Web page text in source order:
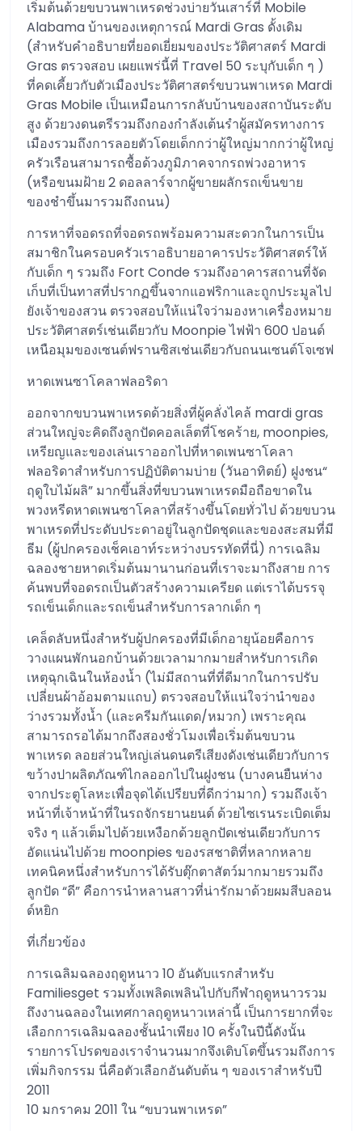
เริ่มต้นด้วยขบวนพาเหรดช่วงบ่ายวันเสาร์ที่ Mobile
Alabama บ้านของเหตุการณ์ Mardi Gras ดั้งเดิม
(สำหรับคำอธิบายที่ยอดเยี่ยมของประวัติศาสตร์ Mardi
Gras ตรวจสอบ เผยแพร่นี้ที่ Travel 50 ระบุกับเด็ก ๆ )
ที่คดเคี้ยวกับตัวเมืองประวัติศาสตร์ขบวนพาเหรด Mardi
Gras Mobile เป็นเหมือนการกลับบ้านของสถาบันระดับ
สูง ด้วยวงดนตรีรวมถึงกองกำลังเต้นรำผู้สมัครทางการ
เมืองรวมถึงการลอยตัวโดยเด็กกว่าผู้ใหญ่มากกว่าผู้ใหญ่
ครัวเรือนสามารถซื้อด้วงภูมิภาคจากรถพ่วงอาหาร
(หรือขนมฝ้าย 2 ดอลลาร์จากผู้ขายผลักรถเข็นขาย
ของชำขึ้นมารวมถึงถนน)
การหาที่จอดรถที่จอดรถพร้อมความสะดวกในการเป็น
สมาชิกในครอบครัวเราอธิบายอาคารประวัติศาสตร์ให้
กับเด็ก ๆ รวมถึง Fort Conde รวมถึงอาคารสถานที่จัด
เก็บที่เป็นทาสที่ปรากฏขึ้นจากแอฟริกาและถูกประมูลไป
ยังเจ้าของสวน ตรวจสอบให้แน่ใจว่ามองหาเครื่องหมาย
ประวัติศาสตร์เช่นเดียวกับ Moonpie ไฟฟ้า 600 ปอนด์
เหนือมุมของเซนต์ฟรานซิสเช่นเดียวกับถนนเซนต์โจเซฟ
หาดเพนซาโคลาฟลอริดา
ออกจากขบวนพาเหรดด้วยสิ่งที่ผู้คลั่งไคล้ mardi gras
ส่วนใหญ่จะคิดถึงลูกปัดคอลเล็ตที่โชคร้าย, moonpies,
เหรียญและของเล่นเราออกไปที่หาดเพนซาโคลา
ฟลอริดาสำหรับการปฏิบัติตามบ่าย (วันอาทิตย์) ฝูงชน“
ฤดูใบไม้ผลิ” มากขึ้นสิ่งที่ขบวนพาเหรดมือถือขาดใน
พวงหรีดหาดเพนซาโคลาที่สร้างขึ้นโดยทั่วไป ด้วยขบวน
พาเหรดที่ประดับประดาอยู่ในลูกปัดชุดและของสะสมที่มี
ธีม (ผู้ปกครองเช็คเอาท์ระหว่างบรรทัดที่นี่) การเฉลิม
ฉลองชายหาดเริ่มต้นมานานก่อนที่เราจะมาถึงสาย การ
ค้นพบที่จอดรถเป็นตัวสร้างความเครียด แต่เราได้บรรจุ
รถเข็นเด็กและรถเข็นสำหรับการลากเด็ก ๆ
เคล็ดลับหนึ่งสำหรับผู้ปกครองที่มีเด็กอายุน้อยคือการ
วางแผนพักนอกบ้านด้วยเวลามากมายสำหรับการเกิด
เหตุฉุกเฉินในห้องน้ำ (ไม่มีสถานที่ที่ดีมากในการปรับ
เปลี่ยนผ้าอ้อมตามแถบ) ตรวจสอบให้แน่ใจว่านำของ
ว่างรวมทั้งน้ำ (และครีมกันแดด/หมวก) เพราะคุณ
สามารถรอได้มากถึงสองชั่วโมงเพื่อเริ่มต้นขบวน
พาเหรด ลอยส่วนใหญ่เล่นดนตรีเสียงดังเช่นเดียวกับการ
ขว้างปาผลิตภัณฑ์ไกลออกไปในฝูงชน (บางคนยืนห่าง
จากประตูโลหะเพื่อจุดได้เปรียบที่ดีกว่ามาก) รวมถึงเจ้า
หน้าที่เจ้าหน้าที่ในรถจักรยานยนต์ ด้วยไซเรนระเบิดเต็ม
จริง ๆ แล้วเต็มไปด้วยเหงือกด้วยลูกปัดเช่นเดียวกับการ
อัดแน่นไปด้วย moonpies ของรสชาติที่หลากหลาย
เทคนิคหนึ่งสำหรับการได้รับตุ๊กตาสัตว์มากมายรวมถึง
ลูกปัด “ดี” คือการนำหลานสาวที่น่ารักมาด้วยผมสีบลอน
ด์หยิก
ที่เกี่ยวข้อง
การเฉลิมฉลองฤดูหนาว 10 อันดับแรกสำหรับ
Familiesget รวมทั้งเพลิดเพลินไปกับกีฬาฤดูหนาวรวม
ถึงงานฉลองในเทศกาลฤดูหนาวเหล่านี้ เป็นการยากที่จะ
เลือกการเฉลิมฉลองชั้นนำเพียง 10 ครั้งในปีนี้ดังนั้น
รายการโปรดของเราจำนวนมากจึงเติบโตขึ้นรวมถึงการ
เพิ่มกิจกรรม นี่คือตัวเลือกอันดับต้น ๆ ของเราสำหรับปี
2011
10 มกราคม 2011 ใน “ขบวนพาเหรด”